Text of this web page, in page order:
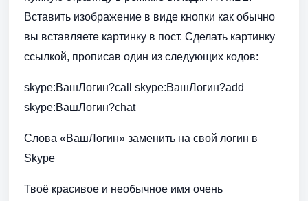
Вставить изображение в виде кнопки как обычно
вы вставляете картинку в пост. Сделать картинку
ссылкой, прописав один из следующих кодов:
skype:ВашЛогин?call skype:ВашЛогин?add
skype:ВашЛогин?chat
Слова «ВашЛогин» заменить на свой логин в
Skype
Твоё красивое и необычное имя очень